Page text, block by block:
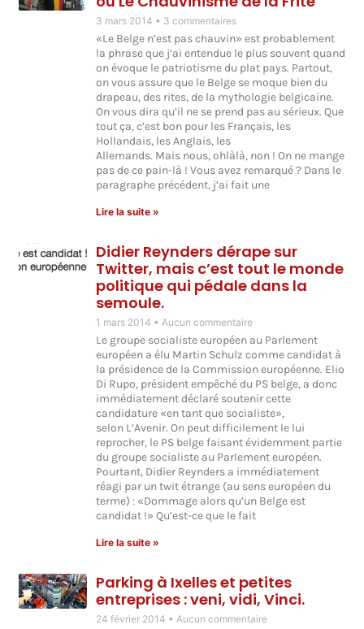
3 mars 2014 3 commentaires
«Le Belge n’est pas chauvin» est probablement
la phrase que j’ai entendue le plus souvent quand
on évoque le patriotisme du plat pays. Partout,
on vous assure que le Belge se moque bien du
drapeau, des rites, de la mythologie belgicaine.
On vous dira qu’il ne se prend pas au sérieux. Que
tout ça, c’est bon pour les Français, les
Hollandais, les Anglais, les
Allemands. Mais nous, ohlàlà, non ! On ne mange
pas de ce pain-là ! Vous avez remarqué ? Dans le
paragraphe précédent, j’ai fait une
Lire la suite »
Didier Reynders dérape sur
Twitter, mais c’est tout le monde
politique qui pédale dans la
semoule.
1 mars 2014 Aucun commentaire
Le groupe socialiste européen au Parlement
européen a élu Martin Schulz comme candidat à
la présidence de la Commission européenne. Elio
Di Rupo, président empêché du PS belge, a donc
immédiatement déclaré soutenir cette
candidature «en tant que socialiste»,
selon L’Avenir. On peut difficilement le lui
reprocher, le PS belge faisant évidemment partie
du groupe socialiste au Parlement européen.
Pourtant, Didier Reynders a immédiatement
réagi par un twit étrange (au sens européen du
terme) : «Dommage alors qu’un Belge est
candidat !» Qu’est-ce que le fait
Lire la suite »
Parking à Ixelles et petites
entreprises : veni, vidi, Vinci.
24 février 2014 Aucun commentaire